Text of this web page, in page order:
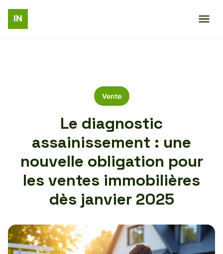
Vente
Le diagnostic
assainissement : une
nouvelle obligation pour
les ventes immobilières
dès janvier 2025